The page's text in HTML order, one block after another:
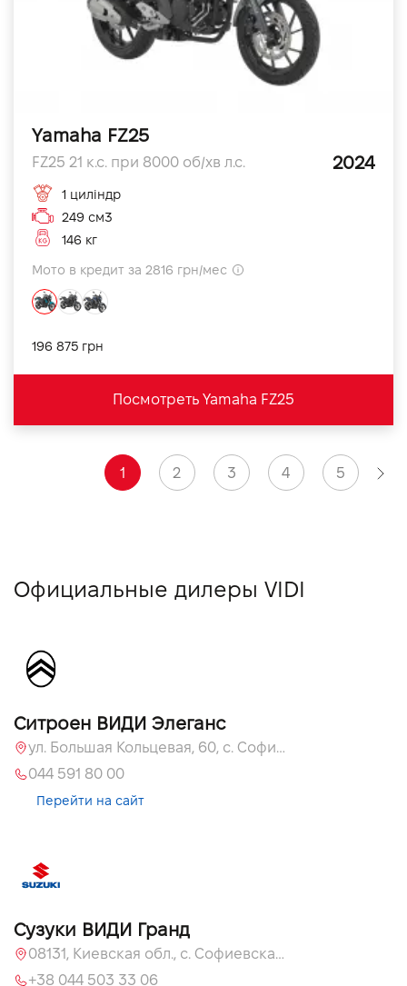
Yamaha FZ25
FZ25 21 к.с. при 8000 об/хв л.с. 2024
1 циліндр
249 см3
146 кг
Мото в кредит за 2816 грн/мес
196 875 грн
Посмотреть Yamaha FZ25
1 2 3 4 5
Официальные дилеры VIDI
Ситроен ВИДИ Элеганс
ул. Большая Кольцевая, 60, с. Софиевская Борщаговка, Киевская обл., 08131
044 591 80 00
Перейти на сайт
Сузуки ВИДИ Гранд
08131, Киевская обл., с. Софиевская Борщаговка, ул. Большая Кольцевая, 60
+38 044 503 33 06